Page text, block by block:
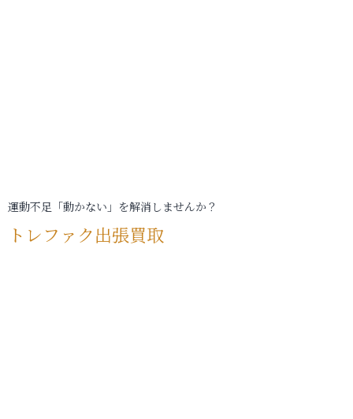
運動不足「動かない」を解消しませんか？
トレファク出張買取